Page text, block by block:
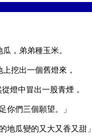
，弟弟種玉米。
挖出一個舊燈來，
燈中冒出一股青煙，
你們三個願望。」
地瓜變的又大又香又甜」